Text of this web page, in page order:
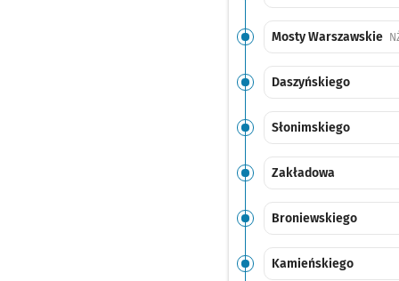
Mosty Warszawskie
Daszyńskiego
Słonimskiego
Zakładowa
Broniewskiego
Kamieńskiego